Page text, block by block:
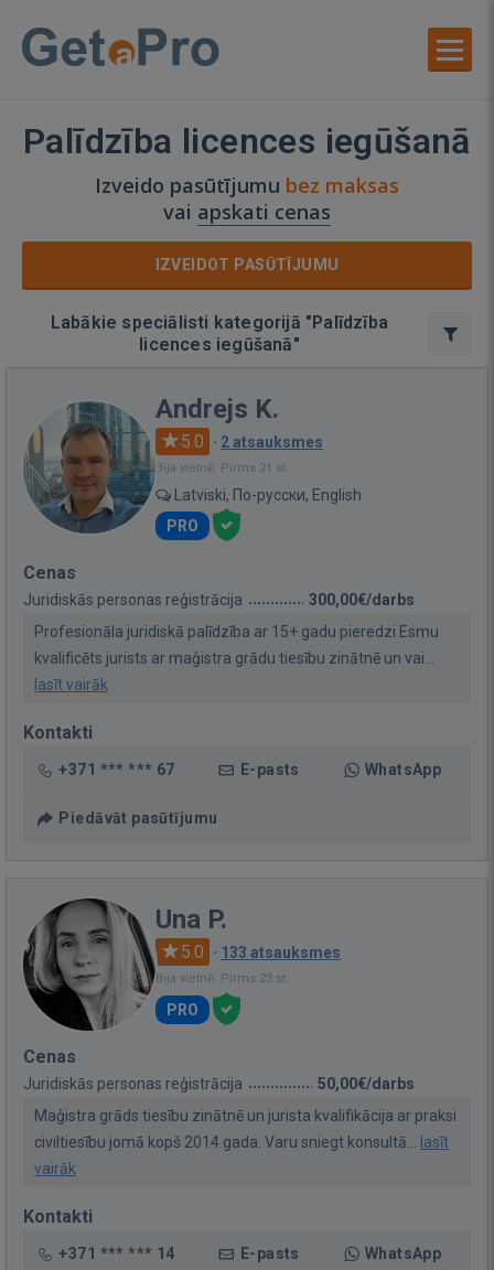
Palīdzība licences iegūšanā
Izveido pasūtījumu bez maksas
vai apskati cenas
IZVEIDOT PASŪTĪJUMU
Labākie speciālisti kategorijā "Palīdzība
licences iegūšanā"
Andrejs K.
5.0 · 2 atsauksmes
Bija vietnē: Pirms 21 st.
Latviski, По-русски, English
PRO
Cenas
Juridiskās personas reģistrācija
300,00€/darbs
Profesionāla juridiskā palīdzība ar 15+ gadu pieredzi Esmu
kvalificēts jurists ar maģistra grādu tiesību zinātnē un vai...
lasīt vairāk
Kontakti
+371 *** *** 67 E-pasts WhatsApp
Piedāvāt pasūtījumu
Una P.
5.0 · 133 atsauksmes
Bija vietnē: Pirms 23 st.
PRO
Cenas
Juridiskās personas reģistrācija
50,00€/darbs
Maģistra grāds tiesību zinātnē un jurista kvalifikācija ar praksi
civiltiesību jomā kopš 2014.gada. Varu sniegt konsultā...
lasīt
vairāk
Kontakti
+371 *** *** 14 E-pasts WhatsApp